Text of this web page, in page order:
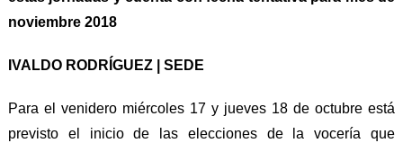
noviembre 2018
VALDO RODRÍGUEZ | SEDE
Para el venidero miércoles 17 y jueves 18 de octubre está
previsto el inicio de las elecciones de la vocería que